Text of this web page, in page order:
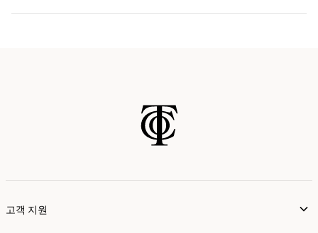
자세히 보기
고객 지원